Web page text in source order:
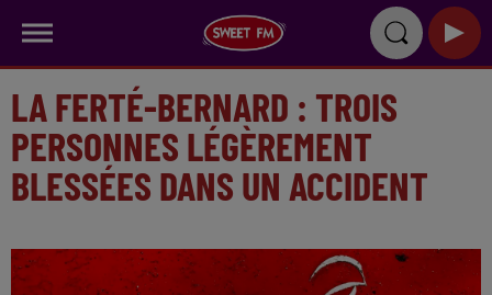
LA FERTÉ-BERNARD : TROIS
PERSONNES LÉGÈREMENT
BLESSÉES DANS UN ACCIDENT